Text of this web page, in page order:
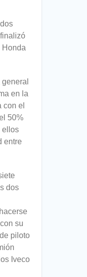
Honda
en la
el
50%
ellos
entre
dos
su
piloto
Iveco